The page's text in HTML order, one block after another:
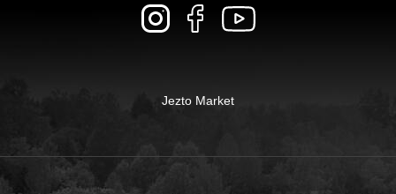
Jezto Market